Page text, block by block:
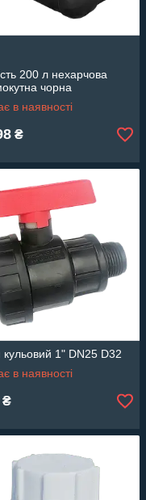
200 л нехарчова
чорна
в наявності
₴
кульовий 1" DN25 D32
в наявності
₴